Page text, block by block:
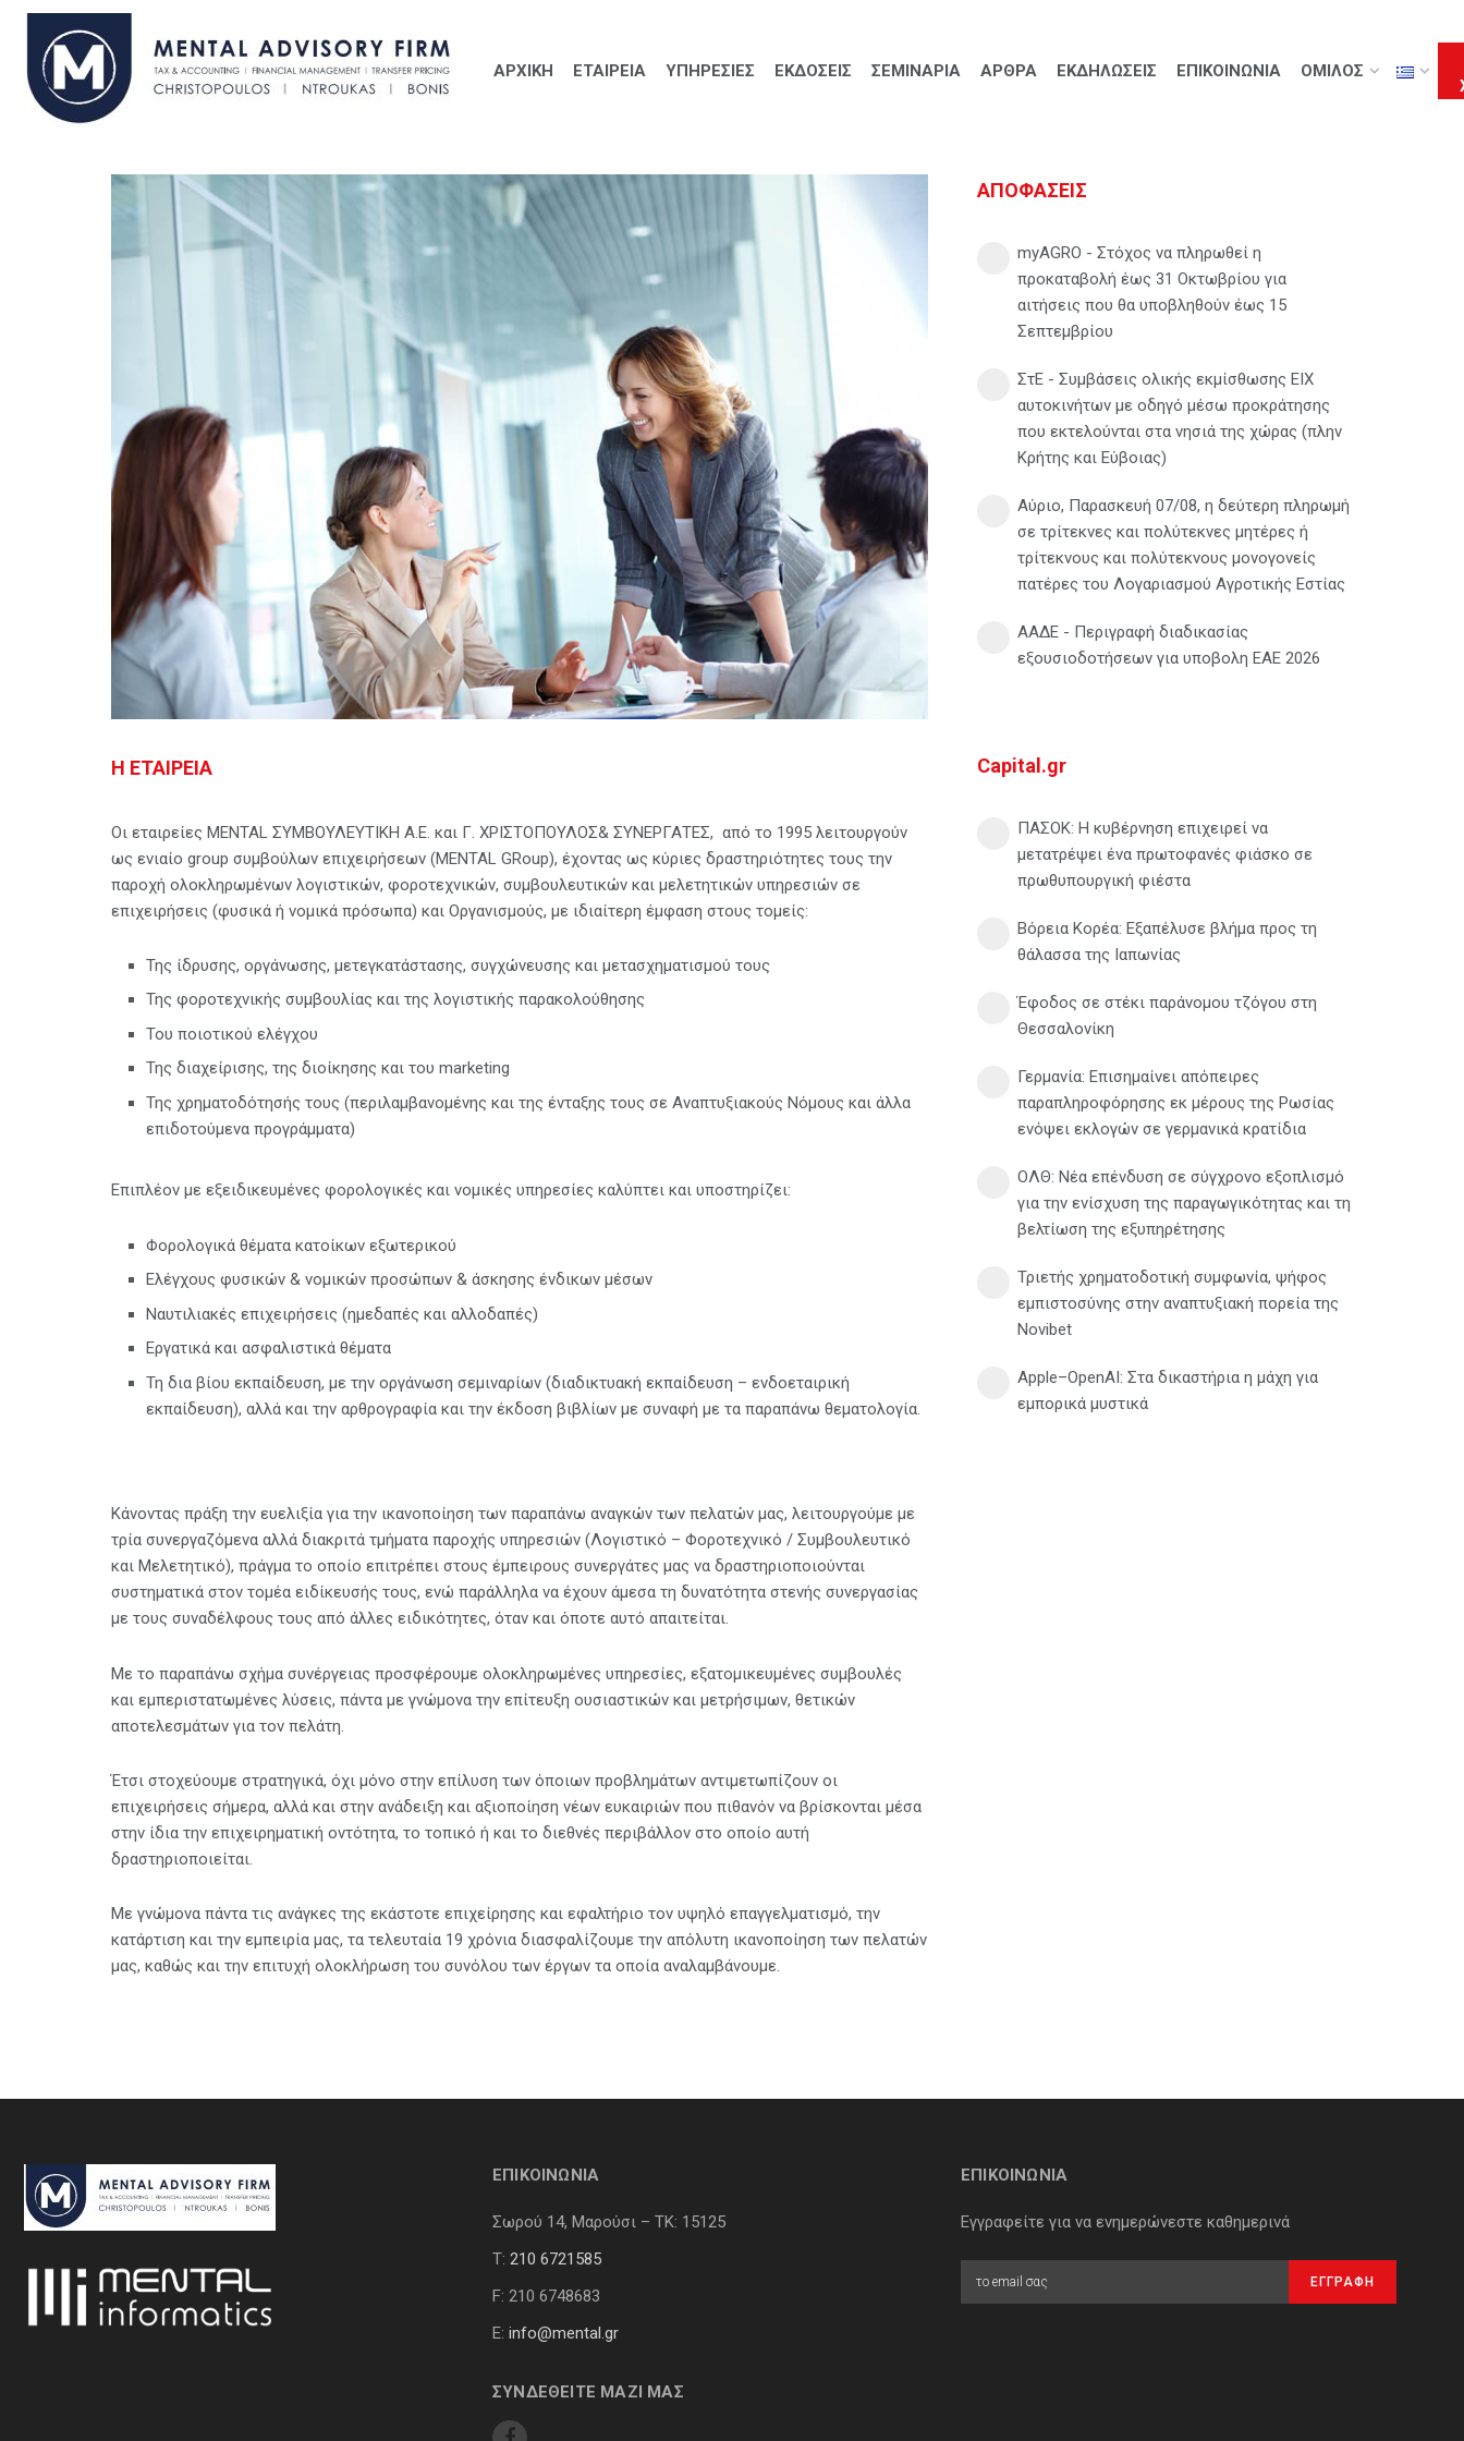
ΑΡΧΙΚΗ ΕΤΑΙΡΕΙΑ ΥΠΗΡΕΣΙΕΣ ΕΚΔΟΣΕΙΣ ΣΕΜΙΝΑΡΙΑ ΑΡΘΡΑ ΕΚΔΗΛΩΣΕΙΣ ΕΠΙΚΟΙΝΩΝΙΑ ΟΜΙΛΟΣ
Η ΕΤΑΙΡΕΙΑ
Οι εταιρείες MENTAL ΣΥΜΒΟΥΛΕΥΤΙΚΗ Α.Ε. και Γ. ΧΡΙΣΤΟΠΟΥΛΟΣ& ΣΥΝΕΡΓΑΤΕΣ, από το 1995 λειτουργούν
ως ενιαίο group συμβούλων επιχειρήσεων (MENTAL GRoup), έχοντας ως κύριες δραστηριότητες τους την
παροχή ολοκληρωμένων λογιστικών, φοροτεχνικών, συμβουλευτικών και μελετητικών υπηρεσιών σε
επιχειρήσεις (φυσικά ή νομικά πρόσωπα) και Οργανισμούς, με ιδιαίτερη έμφαση στους τομείς:
Της ίδρυσης, οργάνωσης, μετεγκατάστασης, συγχώνευσης και μετασχηματισμού τους
Της φοροτεχνικής συμβουλίας και της λογιστικής παρακολούθησης
Του ποιοτικού ελέγχου
Της διαχείρισης, της διοίκησης και του marketing
Της χρηματοδότησής τους (περιλαμβανομένης και της ένταξης τους σε Αναπτυξιακούς Νόμους και άλλα
επιδοτούμενα προγράμματα)
Επιπλέον με εξειδικευμένες φορολογικές και νομικές υπηρεσίες καλύπτει και υποστηρίζει:
Φορολογικά θέματα κατοίκων εξωτερικού
Ελέγχους φυσικών & νομικών προσώπων & άσκησης ένδικων μέσων
Ναυτιλιακές επιχειρήσεις (ημεδαπές και αλλοδαπές)
Εργατικά και ασφαλιστικά θέματα
Τη δια βίου εκπαίδευση, με την οργάνωση σεμιναρίων (διαδικτυακή εκπαίδευση – ενδοεταιρική
εκπαίδευση), αλλά και την αρθρογραφία και την έκδοση βιβλίων με συναφή με τα παραπάνω θεματολογία.
Κάνοντας πράξη την ευελιξία για την ικανοποίηση των παραπάνω αναγκών των πελατών μας, λειτουργούμε με
τρία συνεργαζόμενα αλλά διακριτά τμήματα παροχής υπηρεσιών (Λογιστικό – Φοροτεχνικό / Συμβουλευτικό
και Μελετητικό), πράγμα το οποίο επιτρέπει στους έμπειρους συνεργάτες μας να δραστηριοποιούνται
συστηματικά στον τομέα ειδίκευσής τους, ενώ παράλληλα να έχουν άμεσα τη δυνατότητα στενής συνεργασίας
με τους συναδέλφους τους από άλλες ειδικότητες, όταν και όποτε αυτό απαιτείται.
Με το παραπάνω σχήμα συνέργειας προσφέρουμε ολοκληρωμένες υπηρεσίες, εξατομικευμένες συμβουλές
και εμπεριστατωμένες λύσεις, πάντα με γνώμονα την επίτευξη ουσιαστικών και μετρήσιμων, θετικών
αποτελεσμάτων για τον πελάτη.
Έτσι στοχεύουμε στρατηγικά, όχι μόνο στην επίλυση των όποιων προβλημάτων αντιμετωπίζουν οι
επιχειρήσεις σήμερα, αλλά και στην ανάδειξη και αξιοποίηση νέων ευκαιριών που πιθανόν να βρίσκονται μέσα
στην ίδια την επιχειρηματική οντότητα, τo τοπικό ή και το διεθνές περιβάλλον στο οποίο αυτή
δραστηριοποιείται.
Με γνώμονα πάντα τις ανάγκες της εκάστοτε επιχείρησης και εφαλτήριο τον υψηλό επαγγελματισμό, την
κατάρτιση και την εμπειρία μας, τα τελευταία 19 χρόνια διασφαλίζουμε την απόλυτη ικανοποίηση των πελατών
μας, καθώς και την επιτυχή ολοκλήρωση του συνόλου των έργων τα οποία αναλαμβάνουμε.
ΑΠΟΦΑΣΕΙΣ
myAGRO - Στόχος να πληρωθεί η
προκαταβολή έως 31 Οκτωβρίου για
αιτήσεις που θα υποβληθούν έως 15
Σεπτεμβρίου
ΣτΕ - Συμβάσεις ολικής εκμίσθωσης ΕΙΧ
αυτοκινήτων με οδηγό μέσω προκράτησης
που εκτελούνται στα νησιά της χώρας (πλην
Κρήτης και Εύβοιας)
Αύριο, Παρασκευή 07/08, η δεύτερη πληρωμή
σε τρίτεκνες και πολύτεκνες μητέρες ή
τρίτεκνους και πολύτεκνους μονογονείς
πατέρες του Λογαριασμού Αγροτικής Εστίας
ΑΑΔΕ - Περιγραφή διαδικασίας
εξουσιοδοτήσεων για υποβολη ΕΑΕ 2026
Capital.gr
ΠΑΣΟΚ: Η κυβέρνηση επιχειρεί να
μετατρέψει ένα πρωτοφανές φιάσκο σε
πρωθυπουργική φιέστα
Βόρεια Κορέα: Eξαπέλυσε βλήμα προς τη
θάλασσα της Ιαπωνίας
Έφοδος σε στέκι παράνομου τζόγου στη
Θεσσαλονίκη
Γερμανία: Eπισημαίνει απόπειρες
παραπληροφόρησης εκ μέρους της Ρωσίας
ενόψει εκλογών σε γερμανικά κρατίδια
ΟΛΘ: Νέα επένδυση σε σύγχρονο εξοπλισμό
για την ενίσχυση της παραγωγικότητας και τη
βελτίωση της εξυπηρέτησης
Τριετής χρηματοδοτική συμφωνία, ψήφος
εμπιστοσύνης στην αναπτυξιακή πορεία της
Novibet
Apple–OpenAI: Στα δικαστήρια η μάχη για
εμπορικά μυστικά
ΕΠΙΚΟΙΝΩΝΙΑ
Σωρού 14, Μαρούσι – ΤΚ: 15125
Τ: 210 6721585
F: 210 6748683
E: info@mental.gr
ΣΥΝΔΕΘΕΙΤΕ ΜΑΖΙ ΜΑΣ
ΕΠΙΚΟΙΝΩΝΙΑ
Εγγραφείτε για να ενημερώνεστε καθημερινά